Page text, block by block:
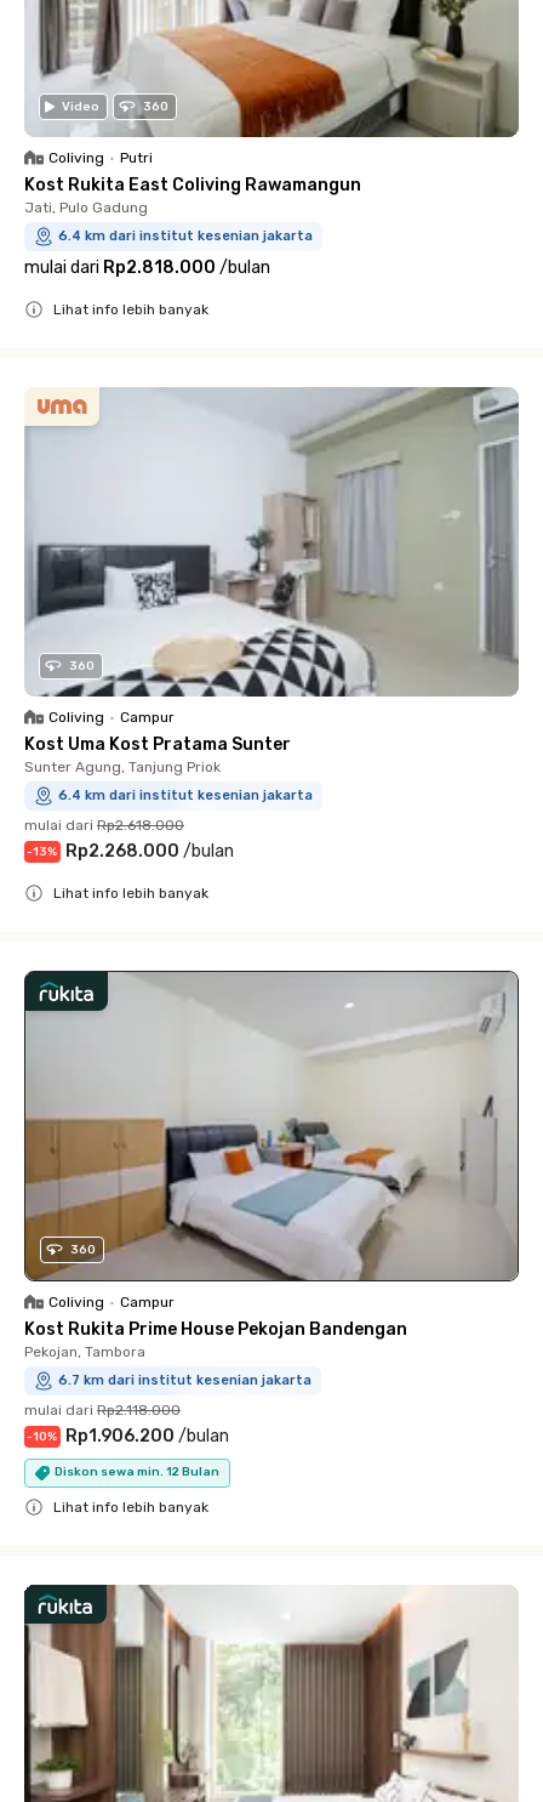
Video 360
Coliving • Putri
Kost Rukita East Coliving Rawamangun
Jati, Pulo Gadung
6.4 km dari institut kesenian jakarta
mulai dari Rp2.818.000 /bulan
Lihat info lebih banyak
360
Coliving • Campur
Kost Uma Kost Pratama Sunter
Sunter Agung, Tanjung Priok
6.4 km dari institut kesenian jakarta
mulai dari Rp2.618.000
-13% Rp2.268.000 /bulan
Lihat info lebih banyak
360
Coliving • Campur
Kost Rukita Prime House Pekojan Bandengan
Pekojan, Tambora
6.7 km dari institut kesenian jakarta
mulai dari Rp2.118.000
-10% Rp1.906.200 /bulan
Diskon sewa min. 12 Bulan
Lihat info lebih banyak